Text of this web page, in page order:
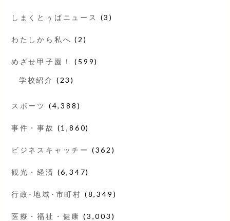
しまくとぅばニュース (3)
わたしから私へ (2)
めざせ甲子園！ (599)
学校紹介 (23)
スポーツ (4,388)
事件・事故 (1,860)
ビジネスキャッチー (362)
観光・経済 (6,347)
行政･地域･市町村 (8,349)
医療・福祉・健康 (3,003)